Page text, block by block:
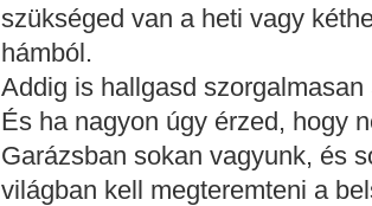
szükséged van a heti vagy
hámból.
Addig is hallgasd szorgalmasan
És ha nagyon úgy érzed, hogy
Garázsban sokan vagyunk, és
világban kell megteremteni a